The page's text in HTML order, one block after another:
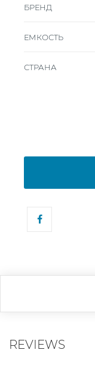
БРЕНД
ЕМКОСТЬ
СТРАНА
REVIEWS